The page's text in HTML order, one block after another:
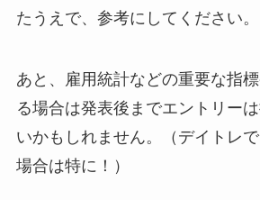
たうえで、参考にしてください。
あと、雇用統計などの重要な指
る場合は発表後までエントリー
いかもしれません。（デイトレ
場合は特に！）